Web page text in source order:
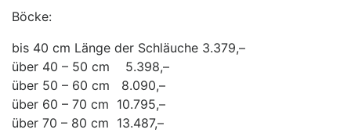
Böcke:
bis 40 cm Länge der Schläuche 3.379,–
über 40 – 50 cm 5.398,–
über 50 – 60 cm 8.090,–
über 60 – 70 cm 10.795,–
über 70 – 80 cm 13.487,–